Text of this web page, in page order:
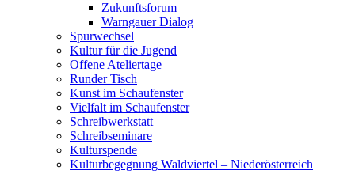
Zukunftsforum
Warngauer Dialog
Spurwechsel
Kultur für die Jugend
Offene Ateliertage
Runder Tisch
Kunst im Schaufenster
Vielfalt im Schaufenster
Schreibwerkstatt
Schreibseminare
Kulturspende
Kulturbegegnung Waldviertel – Niederösterreich